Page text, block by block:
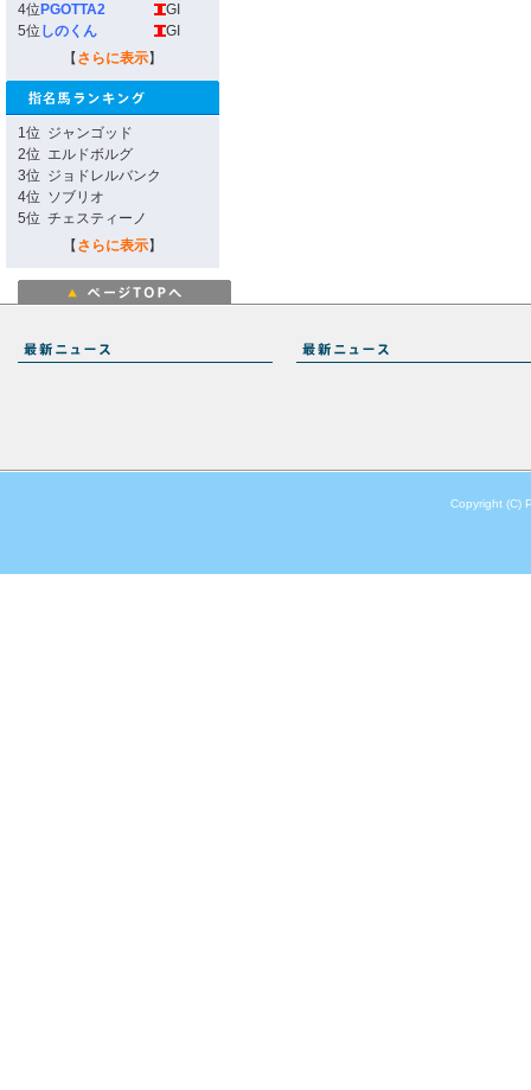
4位 PGOTTA2
GI
5位 しのくん
GI
【 さらに表示】
1位 ジャンゴッド
2位 エルドボルグ
3位 ジョドレルバンク
4位 ソブリオ
5位 チェスティーノ
【 さらに表示】
Copyright (C)